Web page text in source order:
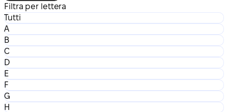
Filtra per lettera
Tutti
A
B
C
D
E
F
G
H